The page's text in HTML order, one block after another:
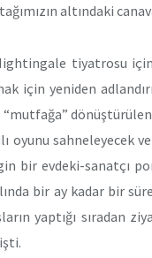
altındaki
tiyatrosu
için yeniden
oyunu sahneleyecek
bir evdeki-sanatçı
bir ay kadar bir
yaptığı sıradan